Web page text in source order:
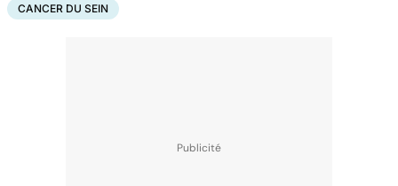
CANCER DU SEIN